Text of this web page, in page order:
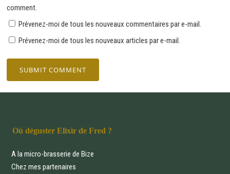
comment.
Prévenez-moi de tous les nouveaux commentaires par e-mail.
Prévenez-moi de tous les nouveaux articles par e-mail.
Où déguster Elixir de Fred ?
A la micro-brasserie de Bize
Chez mes partenaires